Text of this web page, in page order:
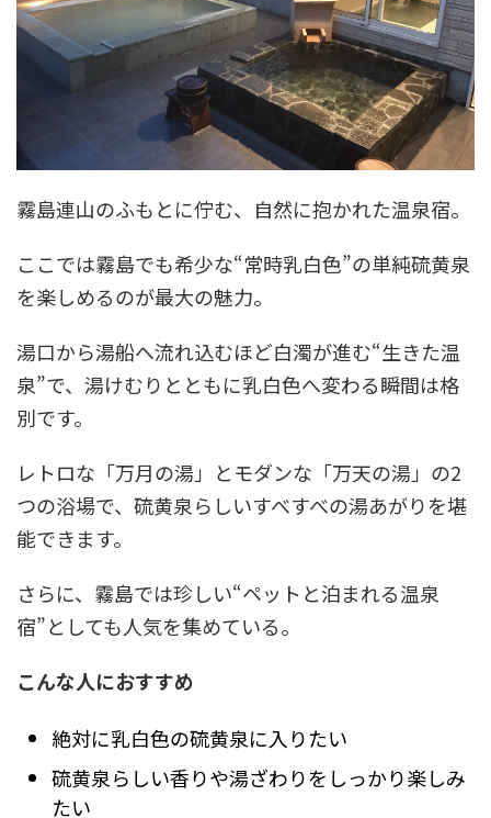
霧島連山のふもとに佇む、自然に抱かれた温泉宿。
ここでは霧島でも希少な“常時乳白色”の単純硫黄泉
を楽しめるのが最大の魅力。
湯口から湯船へ流れ込むほど白濁が進む“生きた温
泉”で、湯けむりとともに乳白色へ変わる瞬間は格
別です。
レトロな「万月の湯」とモダンな「万天の湯」の2
つの浴場で、硫黄泉らしいすべすべの湯あがりを堪
能できます。
さらに、霧島では珍しい“ペットと泊まれる温泉
宿”としても人気を集めている。
こんな人におすすめ
絶対に乳白色の硫黄泉に入りたい
硫黄泉らしい香りや湯ざわりをしっかり楽しみ
たい